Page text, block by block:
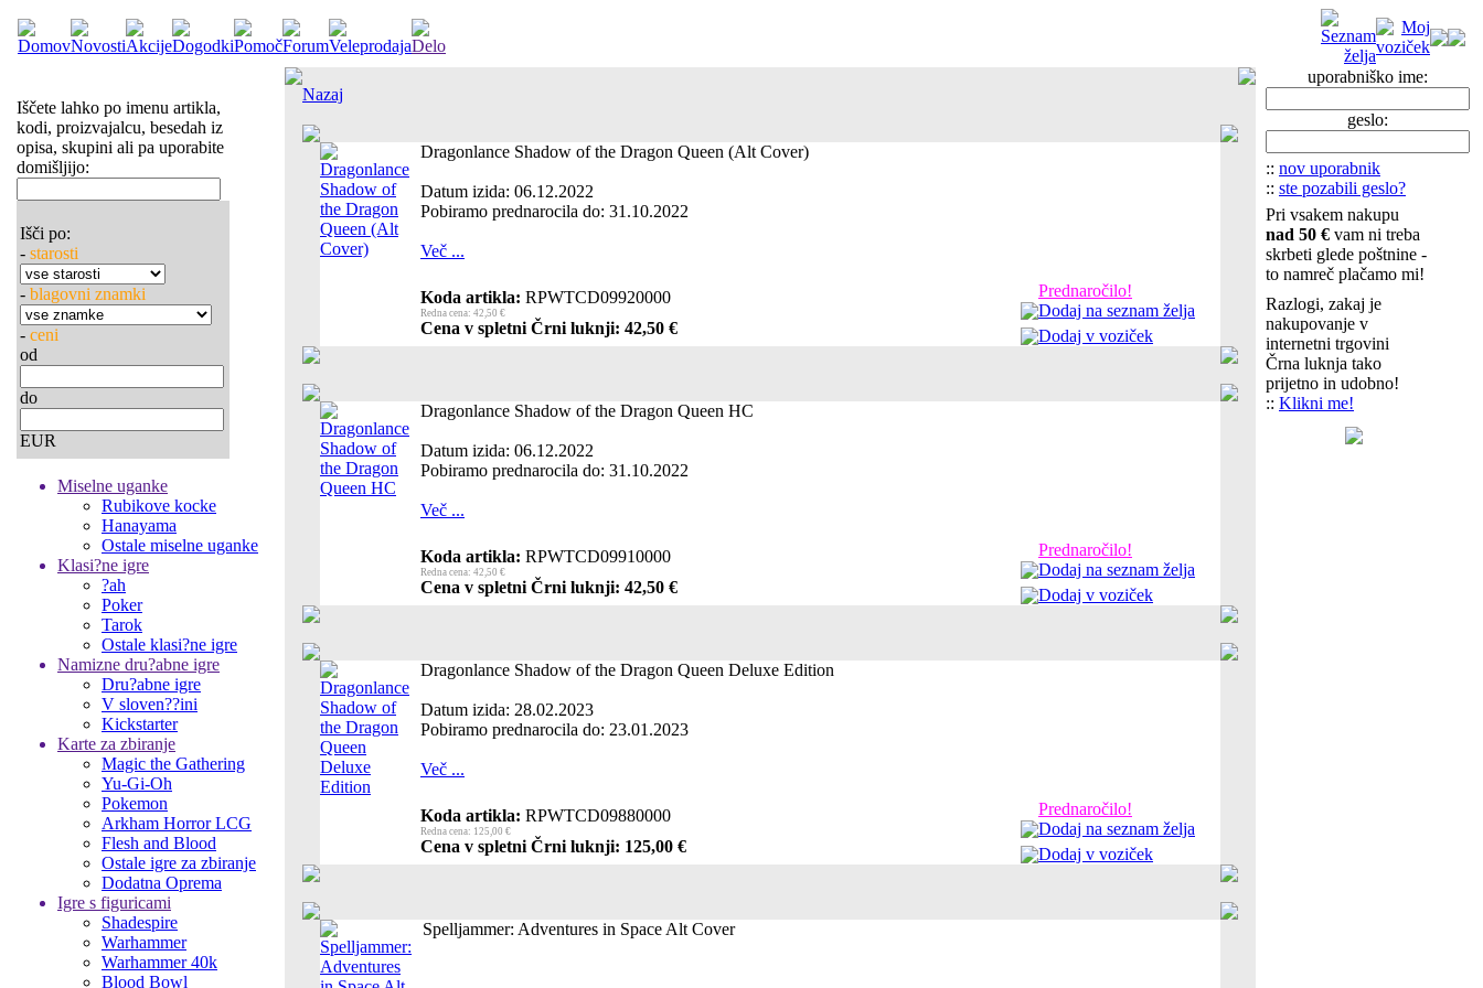
Iščete lahko po imenu artikla,
kodi, proizvajalcu, besedah iz
opisa, skupini ali pa uporabite
domišljijo:
Išči po:
- starosti
- blagovni znamki
- ceni
od
do
EUR
Miselne uganke
Rubikove kocke
Hanayama
Ostale miselne uganke
Klasi?ne igre
?ah
Poker
Tarok
Ostale klasi?ne igre
Namizne dru?abne igre
Dru?abne igre
V sloven??ini
Kickstarter
Karte za zbiranje
Magic the Gathering
Yu-Gi-Oh
Pokemon
Arkham Horror LCG
Flesh and Blood
Ostale igre za zbiranje
Dodatna Oprema
Igre s figuricami
Shadespire
Warhammer
Warhammer 40k
Blood Bowl
Nazaj
Dragonlance Shadow of the Dragon Queen (Alt Cover)
Datum izida: 06.12.2022
Pobiramo prednarocila do: 31.10.2022
Več ...
Koda artikla: RPWTCD09920000
Redna cena: 42,50 €
Cena v spletni Črni luknji: 42,50 €
Prednaročilo!
Dodaj na seznam želja
Dodaj v voziček
Dragonlance Shadow of the Dragon Queen HC
Datum izida: 06.12.2022
Pobiramo prednarocila do: 31.10.2022
Več ...
Koda artikla: RPWTCD09910000
Redna cena: 42,50 €
Cena v spletni Črni luknji: 42,50 €
Prednaročilo!
Dodaj na seznam želja
Dodaj v voziček
Dragonlance Shadow of the Dragon Queen Deluxe Edition
Datum izida: 28.02.2023
Pobiramo prednarocila do: 23.01.2023
Več ...
Koda artikla: RPWTCD09880000
Redna cena: 125,00 €
Cena v spletni Črni luknji: 125,00 €
Prednaročilo!
Dodaj na seznam želja
Dodaj v voziček
Spelljammer: Adventures in Space Alt Cover
uporabniško ime:
geslo:
:: nov uporabnik
:: ste pozabili geslo?
Pri vsakem nakupu
nad 50 € vam ni treba
skrbeti glede poštnine -
to namreč plačamo mi!
Razlogi, zakaj je
nakupovanje v
internetni trgovini
Črna luknja tako
prijetno in udobno!
:: Klikni me!